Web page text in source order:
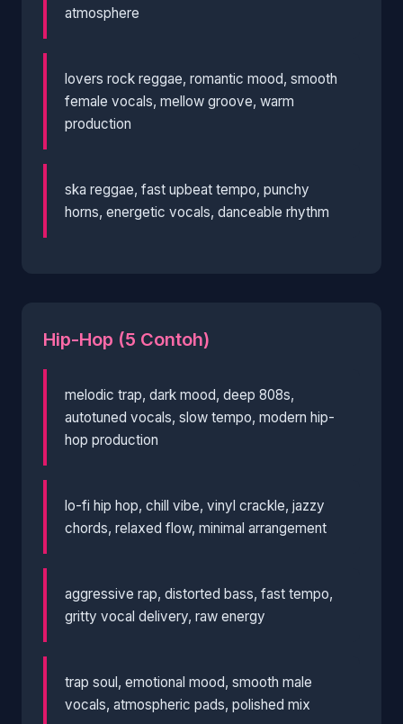
atmosphere
lovers rock reggae, romantic mood, smooth
female vocals, mellow groove, warm
production
ska reggae, fast upbeat tempo, punchy
horns, energetic vocals, danceable rhythm
Hip-Hop (5 Contoh)
melodic trap, dark mood, deep 808s,
autotuned vocals, slow tempo, modern hip-
hop production
lo-fi hip hop, chill vibe, vinyl crackle, jazzy
chords, relaxed flow, minimal arrangement
aggressive rap, distorted bass, fast tempo,
gritty vocal delivery, raw energy
trap soul, emotional mood, smooth male
vocals, atmospheric pads, polished mix